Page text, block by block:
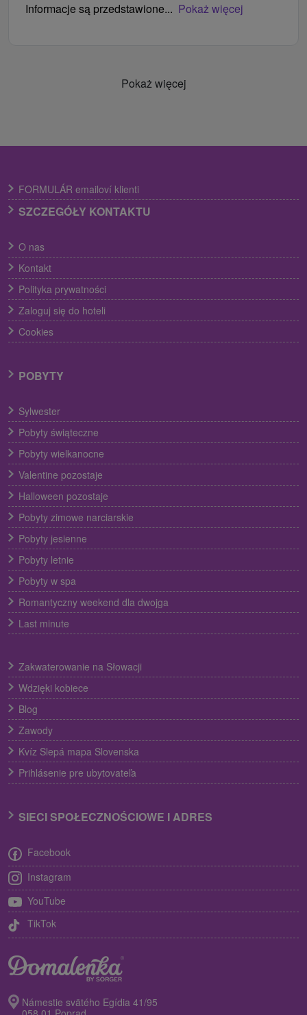
Informacje są przedstawione... Pokaż więcej
Pokaż więcej
FORMULÁR emailoví klienti
SZCZEGÓŁY KONTAKTU
O nas
Kontakt
Polityka prywatności
Zaloguj się do hoteli
Cookies
POBYTY
Sylwester
Pobyty świąteczne
Pobyty wielkanocne
Valentine pozostaje
Halloween pozostaje
Pobyty zimowe narciarskie
Pobyty jesienne
Pobyty letnie
Pobyty w spa
Romantyczny weekend dla dwojga
Last minute
Zakwaterowanie na Słowacji
Wdzięki kobiece
Blog
Zawody
Kvíz Slepá mapa Slovenska
Prihlásenie pre ubytovateľa
SIECI SPOŁECZNOŚCIOWE I ADRES
Facebook
Instagram
YouTube
TikTok
Námestie svätého Egídia 41/95